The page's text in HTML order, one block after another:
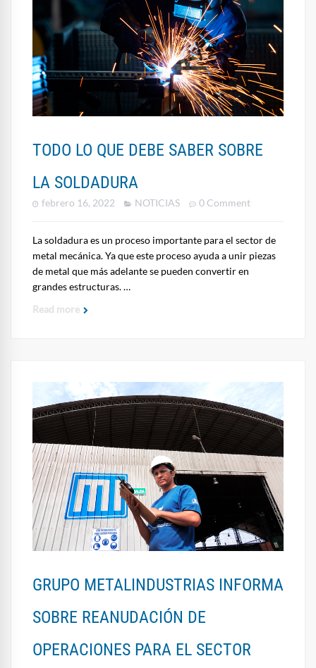
TODO LO QUE DEBE SABER SOBRE
LA SOLDADURA
febrero 16, 2022 NOTICIAS 0 Comment
La soldadura es un proceso importante para el sector de
metal mecánica. Ya que este proceso ayuda a unir piezas
de metal que más adelante se pueden convertir en
grandes estructuras. …
Read more
GRUPO METALINDUSTRIAS INFORMA
SOBRE REANUDACIÓN DE
OPERACIONES PARA EL SECTOR